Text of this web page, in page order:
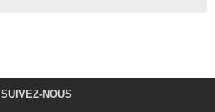
SUIVEZ-NOUS